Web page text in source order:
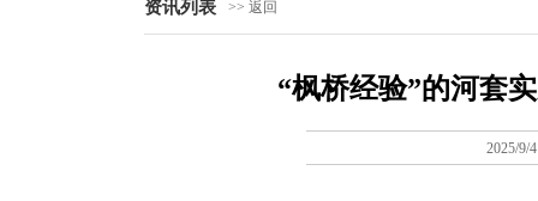
资讯列表 >> 返回
“枫桥经验”的河套
2025/9/